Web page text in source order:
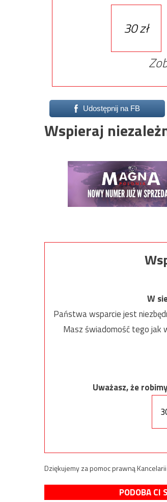
30 zł
Udostępnij na FB
Wspieraj
W
Państwa wsparcie jest
Masz świadomość tego jak
Uważasz, że
Dziękujemy za pomoc prawną
PODOBA CI